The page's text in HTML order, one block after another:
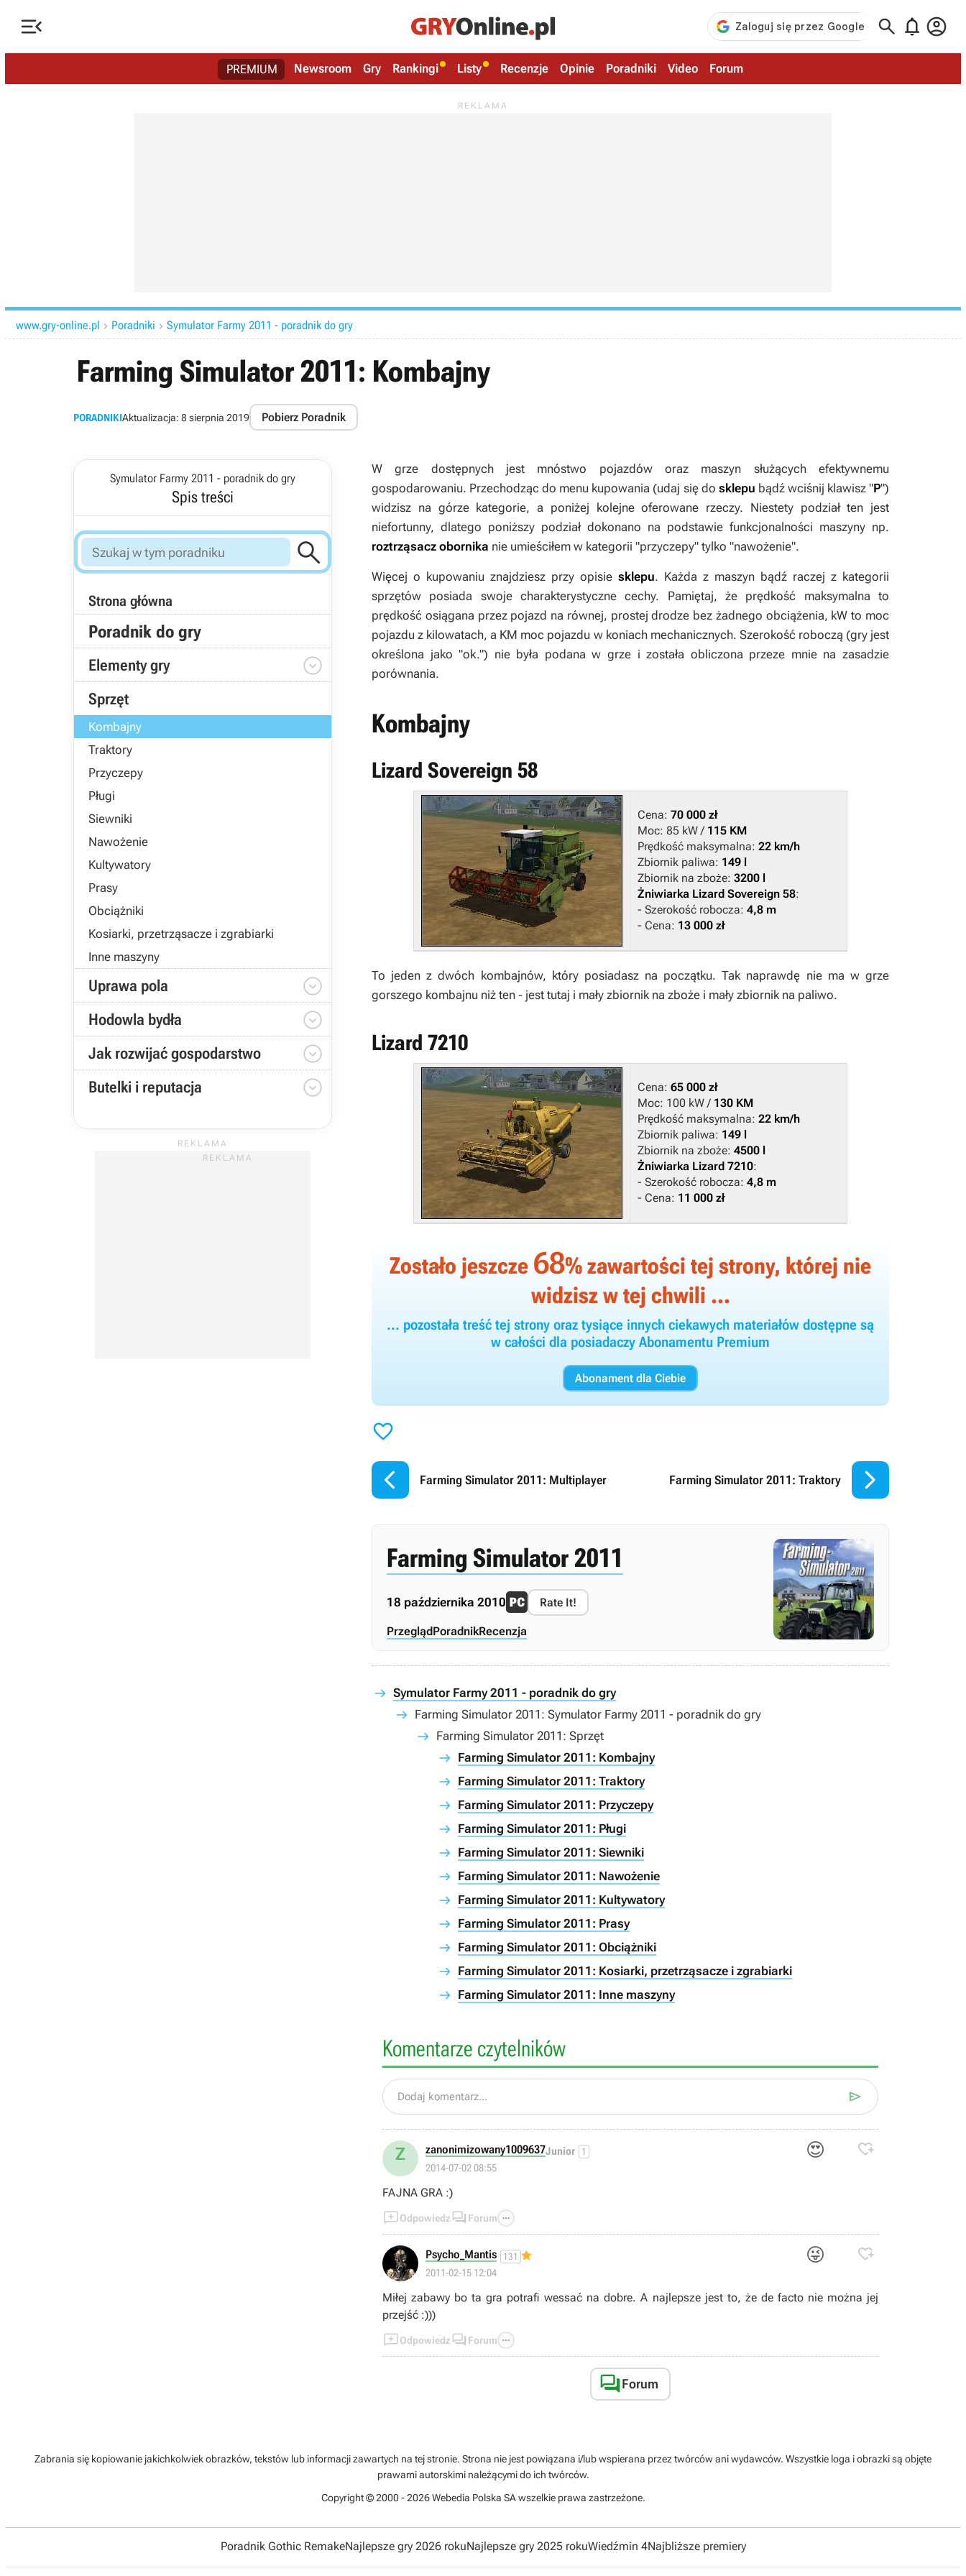
   
PREMIUM Newsroom Gry Rankingi Listy Recenzje Opinie Poradniki Video Forum
www.gry-online.pl  Poradniki  Symulator Farmy 2011 - poradnik do gry
Farming Simulator 2011: Kombajny
PORADNIKIAktualizacja: 8 sierpnia 2019 Pobierz Poradnik
Symulator Farmy 2011 - poradnik do gry
Spis treści

Strona główna
Poradnik do gry
Elementy gry 
Sprzęt
Kombajny
Traktory
Przyczepy
Pługi
Siewniki
Nawożenie
Kultywatory
Prasy
Obciążniki
Kosiarki, przetrząsacze i zgrabiarki
Inne maszyny
Uprawa pola 
Hodowla bydła 
Jak rozwijać gospodarstwo 
Butelki i reputacja 
W grze dostępnych jest mnóstwo pojazdów oraz maszyn służących efektywnemu
gospodarowaniu. Przechodząc do menu kupowania (udaj się do sklepu bądź wciśnij klawisz "P")
widzisz na górze kategorie, a poniżej kolejne oferowane rzeczy. Niestety podział ten jest
niefortunny, dlatego poniższy podział dokonano na podstawie funkcjonalności maszyny np.
roztrząsacz obornika nie umieściłem w kategorii "przyczepy" tylko "nawożenie".
Więcej o kupowaniu znajdziesz przy opisie sklepu. Każda z maszyn bądź raczej z kategorii
sprzętów posiada swoje charakterystyczne cechy. Pamiętaj, że prędkość maksymalna to
prędkość osiągana przez pojazd na równej, prostej drodze bez żadnego obciążenia, kW to moc
pojazdu z kilowatach, a KM moc pojazdu w koniach mechanicznych. Szerokość roboczą (gry jest
określona jako "ok.") nie była podana w grze i została obliczona przeze mnie na zasadzie
porównania.
Kombajny
Lizard Sovereign 58
Cena: 70 000 zł
Moc: 85 kW / 115 KM
Prędkość maksymalna: 22 km/h
Zbiornik paliwa: 149 l
Zbiornik na zboże: 3200 l
Żniwiarka Lizard Sovereign 58:
- Szerokość robocza: 4,8 m
- Cena: 13 000 zł
To jeden z dwóch kombajnów, który posiadasz na początku. Tak naprawdę nie ma w grze
gorszego kombajnu niż ten - jest tutaj i mały zbiornik na zboże i mały zbiornik na paliwo.
Lizard 7210
Cena: 65 000 zł
Moc: 100 kW / 130 KM
Prędkość maksymalna: 22 km/h
Zbiornik paliwa: 149 l
Zbiornik na zboże: 4500 l
Żniwiarka Lizard 7210:
- Szerokość robocza: 4,8 m
- Cena: 11 000 zł
Zostało jeszcze 68% zawartości tej strony, której nie
widzisz w tej chwili ...
... pozostała treść tej strony oraz tysiące innych ciekawych materiałów dostępne są
w całości dla posiadaczy Abonamentu Premium
Abonament dla Ciebie

 Farming Simulator 2011: Multiplayer Farming Simulator 2011: Traktory 
Farming Simulator 2011
18 października 2010 Rate It!
PrzeglądPoradnikRecenzja
Symulator Farmy 2011 - poradnik do gry
Farming Simulator 2011: Symulator Farmy 2011 - poradnik do gry
Farming Simulator 2011: Sprzęt
Farming Simulator 2011: Kombajny
Farming Simulator 2011: Traktory
Farming Simulator 2011: Przyczepy
Farming Simulator 2011: Pługi
Farming Simulator 2011: Siewniki
Farming Simulator 2011: Nawożenie
Farming Simulator 2011: Kultywatory
Farming Simulator 2011: Prasy
Farming Simulator 2011: Obciążniki
Farming Simulator 2011: Kosiarki, przetrząsacze i zgrabiarki
Farming Simulator 2011: Inne maszyny
Komentarze czytelników
Dodaj komentarz... 
Z 😍
zanonimizowany1009637Junior 1
2014-07-02 08:55

FAJNA GRA :)
Odpowiedz  Forum 
😜
Psycho_Mantis 131
2011-02-15 12:04

Miłej zabawy bo ta gra potrafi wessać na dobre. A najlepsze jest to, że de facto nie można jej
przejść :)))
Odpowiedz  Forum 
Forum
Zabrania się kopiowanie jakichkolwiek obrazków, tekstów lub informacji zawartych na tej stronie. Strona nie jest powiązana i/lub wspierana przez twórców ani wydawców. Wszystkie loga i obrazki są objęte
prawami autorskimi należącymi do ich twórców.
Copyright © 2000 - 2026 Webedia Polska SA wszelkie prawa zastrzeżone.
Poradnik Gothic RemakeNajlepsze gry 2026 rokuNajlepsze gry 2025 rokuWiedźmin 4Najbliższe premiery